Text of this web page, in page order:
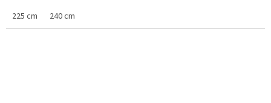
225 cm
240 cm